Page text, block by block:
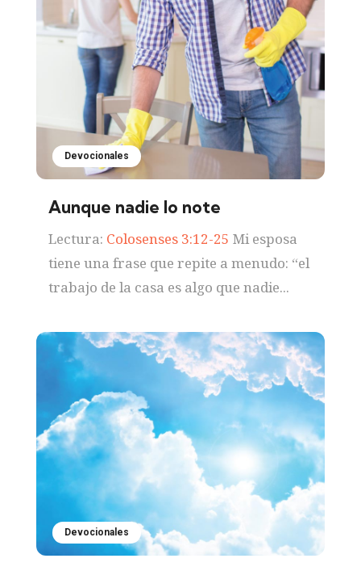
Devocionales
Aunque nadie lo note
Lectura: Colosenses 3:12-25 Mi esposa
tiene una frase que repite a menudo: “el
trabajo de la casa es algo que nadie...
Devocionales